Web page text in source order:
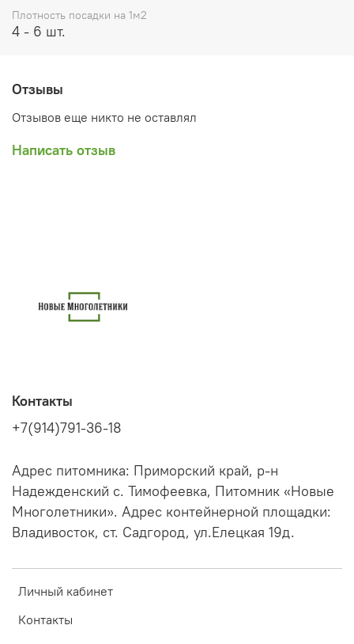
Плотность посадки на 1м2
4 - 6 шт.
Отзывы
Отзывов еще никто не оставлял
Написать отзыв
Личный кабинет
Контакты
Контакты
+7(914)791-36-18
Адрес питомника: Приморский край, р-н
Надежденский с. Тимофеевка, Питомник «Новые
Многолетники». Адрес контейнерной площадки:
Владивосток, ст. Садгород, ул.Елецкая 19д.